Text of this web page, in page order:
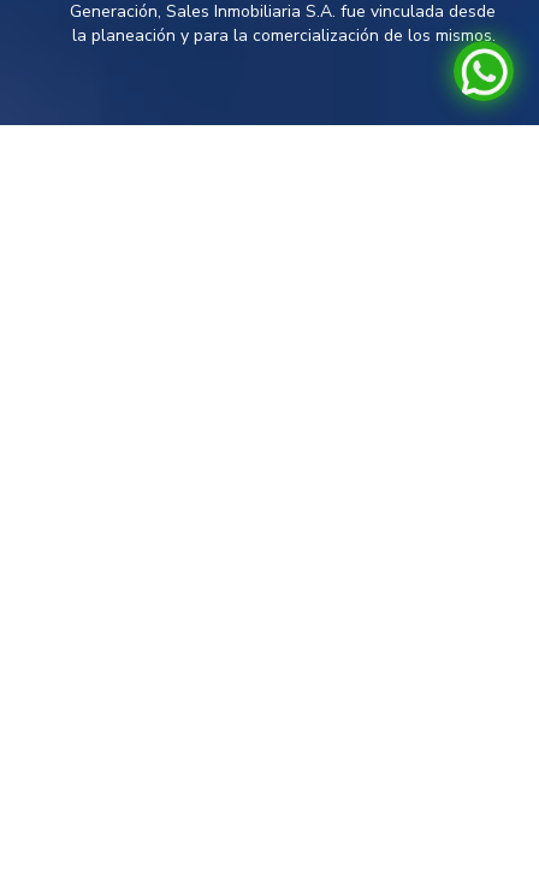
Generación, Sales Inmobiliaria S.A. fue vinculada desde
la planeación y para la comercialización de los mismos.